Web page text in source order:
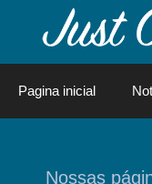
Pagina inicial
Nossas